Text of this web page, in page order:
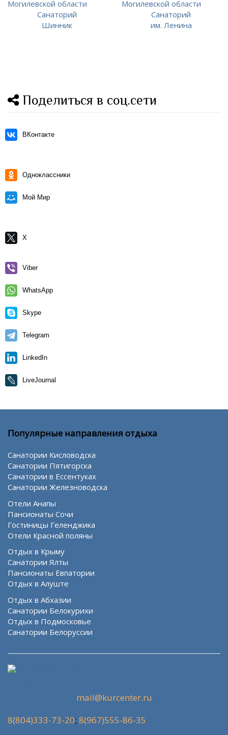
Санаторий
Шинник
Санаторий
им. Ленина
Поделиться в соц.сети
ВКонтакте
Одноклассники
Мой Мир
X
Viber
WhatsApp
Skype
Telegram
LinkedIn
LiveJournal
Популярные направления отдыха
Санатории Кисловодска
Санатории Пятигорска
Санатории в Ессентуках
Санатории Железноводска
Отели Анапы
Пансионаты Сочи
Гостиницы Геленджика
Отели Красной поляны
Отдых в Крыму
Санатории Ялты
Пансионаты Евпатории
Отдых в Алуште
Отдых в Абхазии
Санатории Белокурихи
Отдых в Подмосковье
Санатории Белоруссии
mail@kurcenter.ru
8(804)333-73-20; 8(967)555-86-35